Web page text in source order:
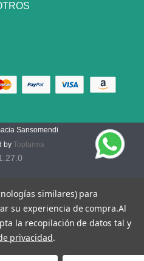
Sansomendi
by Topfarma
similares) para
su experiencia de compra.Al
la recopilación de datos tal y
privacidad.